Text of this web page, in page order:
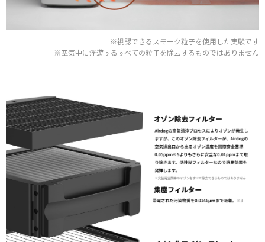
※視認できるスモーク粒子を使用した実験です
※空気中に浮遊するすべての粒子を除去するものではありません